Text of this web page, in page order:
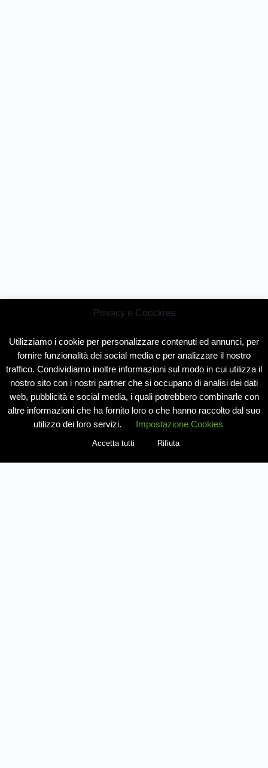
Privacy e Coockies
Utilizziamo i cookie per personalizzare contenuti ed annunci, per
fornire funzionalità dei social media e per analizzare il nostro
traffico. Condividiamo inoltre informazioni sul modo in cui utilizza il
nostro sito con i nostri partner che si occupano di analisi dei dati
web, pubblicità e social media, i quali potrebbero combinarle con
altre informazioni che ha fornito loro o che hanno raccolto dal suo
utilizzo dei loro servizi.
Impostazione Cookies
Accetta tutti Rifiuta